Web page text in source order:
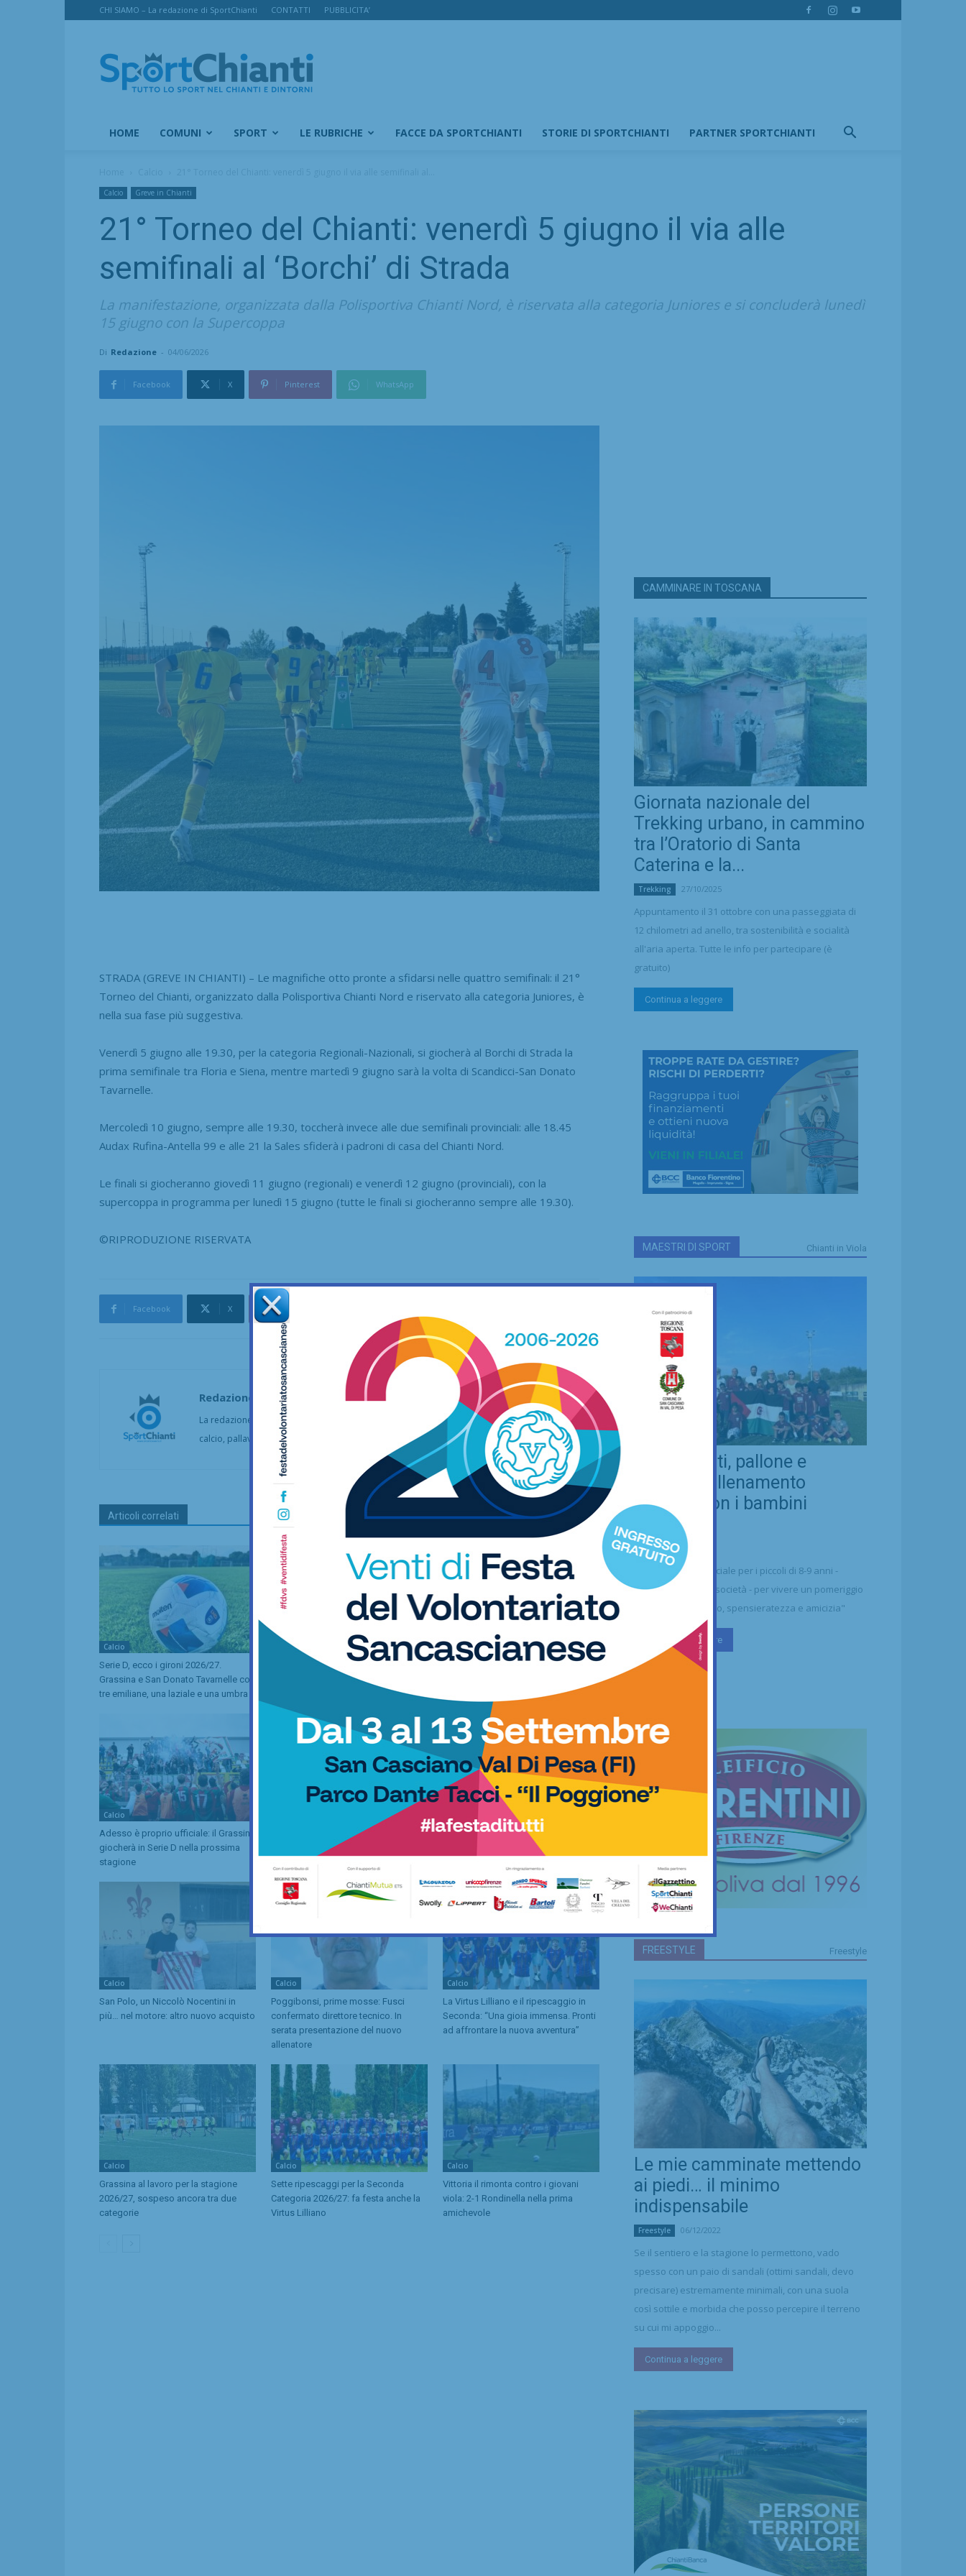
CHI SIAMO – La redazione di SportChianti CONTATTI PUBBLICITA’
SportChianti
HOME COMUNI SPORT LE RUBRICHE FACCE DA SPORTCHIANTI STORIE DI SPORTCHIANTI PARTNER SPORTCHIANTI
Calcio Greve in Chianti
21° Torneo del Chianti: venerdì 5 giugno il via alle
semifinali al ‘Borchi’ di Strada
La manifestazione, organizzata dalla Polisportiva Chianti Nord, è riservata alla categoria Juniores e si concluderà lunedì
15 giugno con la Supercoppa
Di Redazione - 04/06/2026
Facebook X Pinterest WhatsApp
STRADA (GREVE IN CHIANTI) – Le magnifiche otto pronte a sfidarsi nelle quattro semifinali: il 21°
Torneo del Chianti, organizzato dalla Polisportiva Chianti Nord e riservato alla categoria Juniores, è
nella sua fase più suggestiva.
Venerdì 5 giugno alle 19.30, per la categoria Regionali-Nazionali, si giocherà al Borchi di Strada la
prima semifinale tra Floria e Siena, mentre martedì 9 giugno sarà la volta di Scandicci-San Donato
Tavarnelle.
Mercoledì 10 giugno, sempre alle 19.30, toccherà invece alle due semifinali provinciali: alle 18.45
Audax Rufina-Antella 99 e alle 21 la Sales sfiderà i padroni di casa del Chianti Nord.
Le finali si giocheranno giovedì 11 giugno (regionali) e venerdì 12 giugno (provinciali), con la
supercoppa in programma per lunedì 15 giugno (tutte le finali si giocheranno sempre alle 19.30).
©RIPRODUZIONE RISERVATA
Facebook X Pinterest
Redazione
La redazione di SportChianti dà spazio, ogni giorno, a tutti gli sport nei comuni chiantigiani:
calcio, pallavolo, basket, pallamano, baseball, karate, danza, ginnastica, ciclismo...
Articoli correlati
Calcio
Serie D, ecco i gironi 2026/27.
Grassina e San Donato Tavarnelle con
tre emiliane, una laziale e una umbra
Calcio
Il Grassina vola in Serie D. E arrivano
subito i complimenti dell’Antella: “Un
Calcio
Poggibonsi al lavoro, tra conferme,
Calcio
Adesso è proprio ufficiale: il Grassina
giocherà in Serie D nella prossima
stagione
Poggibonsi, il nuovo allenatore per
l’Eccellenza è Marco Guidi
È ripescaggio: il Grassina fa festa e
torna in Serie D dopo 5 anni
Calcio
San Polo, un Niccolò Nocentini in
più… nel motore: altro nuovo acquisto
Calcio
Poggibonsi, prime mosse: Fusci
confermato direttore tecnico. In
serata presentazione del nuovo
allenatore
Calcio
La Virtus Lilliano e il ripescaggio in
Seconda: “Una gioia immensa. Pronti
ad affrontare la nuova avventura”
Calcio
Grassina al lavoro per la stagione
2026/27, sospeso ancora tra due
categorie
Calcio
Sette ripescaggi per la Seconda
Categoria 2026/27: fa festa anche la
Virtus Lilliano
Calcio
Vittoria il rimonta contro i giovani
viola: 2-1 Rondinella nella prima
amichevole
CAMMINARE IN TOSCANA
Giornata nazionale del
Trekking urbano, in cammino
tra l’Oratorio di Santa
Caterina e la...
Trekking 27/10/2025
Appuntamento il 31 ottobre con una passeggiata di
12 chilometri ad anello, tra sostenibilità e socialità
all'aria aperta. Tutte le info per partecipare (è
gratuito)
Continua a leggere
MAESTRI DI SPORT Chianti in Viola
Real Chianti, pallone e
bellezza: allenamento
insieme con i bambini
Saharawi
Calcio 21/07/2026
"Un'occasione speciale per i piccoli di 8-9 anni -
sottolineano dalla società - per vivere un pomeriggio
di puro divertimento, spensieratezza e amicizia"
Continua a leggere
FREESTYLE Freestyle
Le mie camminate mettendo
ai piedi… il minimo
indispensabile
Freestyle 06/12/2022
Se il sentiero e la stagione lo permettono, vado
spesso con un paio di sandali (ottimi sandali, devo
precisare) estremamente minimali, con una suola
così sottile e morbida che posso percepire il terreno
su cui mi appoggio...
Continua a leggere